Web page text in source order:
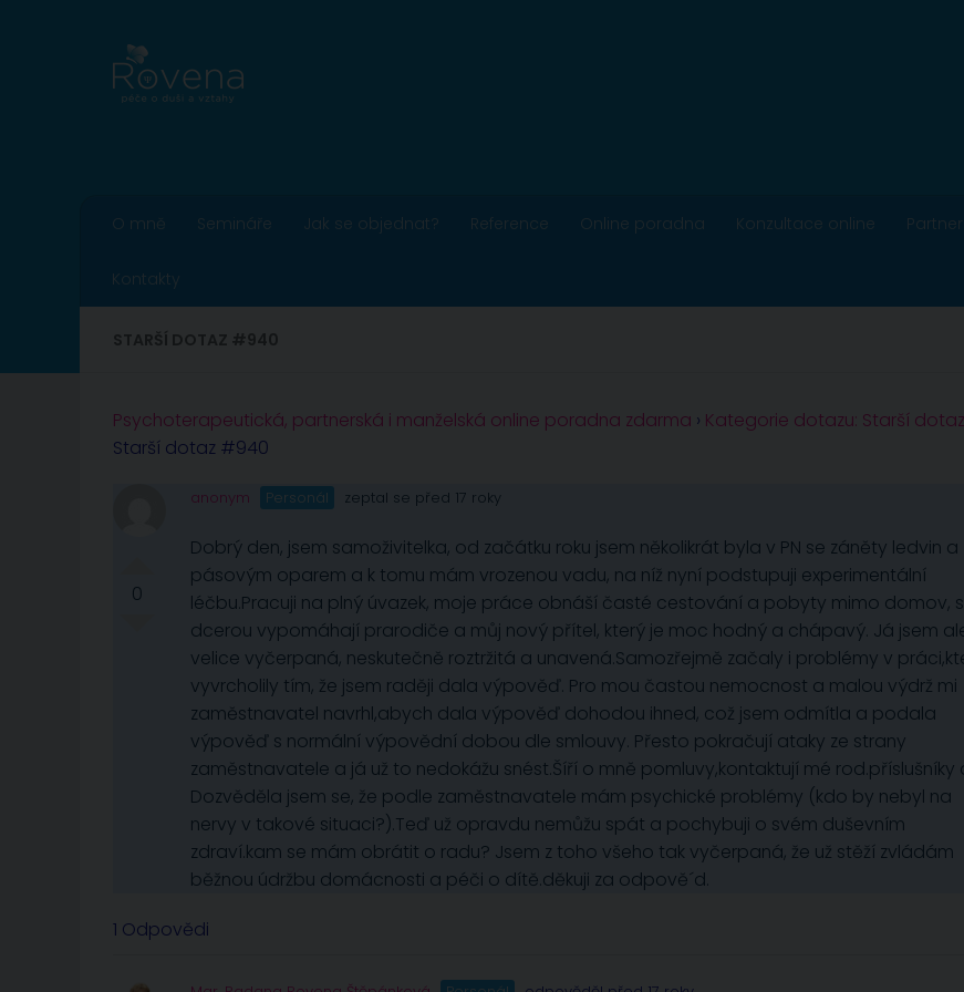
O mně Semináře Jak se objednat? Reference Online poradna Konzultace online
Kontakty
Psychoterapeutická, partnerská i manželská online poradna zdarma › Kategorie dotazu: Starší
Starší dotaz #940
0
anonym Personál zeptal se před 17 roky
Dobrý den, jsem samoživitelka, od začátku roku jsem několikrát byla v PN se záněty ledvin a
pásovým oparem a k tomu mám vrozenou vadu, na níž nyní podstupuji experimentální
léčbu.Pracuji na plný úvazek, moje práce obnáší časté cestování a pobyty mimo domov, s
dcerou vypomáhají prarodiče a můj nový přítel, který je moc hodný a chápavý. Já jsem
velice vyčerpaná, neskutečně roztržitá a unavená.Samozřejmě začaly i problémy v
vyvrcholily tím, že jsem raději dala výpověď. Pro mou častou nemocnost a malou výdrž mi
zaměstnavatel navrhl,abych dala výpověď dohodou ihned, což jsem odmítla a podala
výpověď s normální výpovědní dobou dle smlouvy. Přesto pokračují ataky ze strany
zaměstnavatele a já už to nedokážu snést.Šíří o mně pomluvy,kontaktují mé rod.příslušníky
Dozvěděla jsem se, že podle zaměstnavatele mám psychické problémy (kdo by nebyl na
nervy v takové situaci?).Teď už opravdu nemůžu spát a pochybuji o svém duševním
zdraví.kam se mám obrátit o radu? Jsem z toho všeho tak vyčerpaná, že už stěží zvládám
běžnou údržbu domácnosti a péči o dítě.děkuji za odpově´d.
1 Odpovědi